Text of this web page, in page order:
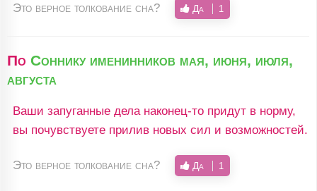
Это верное толкование сна? Да 1
По Соннику именинников мая, июня, июля,
августа
Ваши запуганные дела наконец-то придут в норму,
вы почувствуете прилив новых сил и возможностей.
Это верное толкование сна? Да 1